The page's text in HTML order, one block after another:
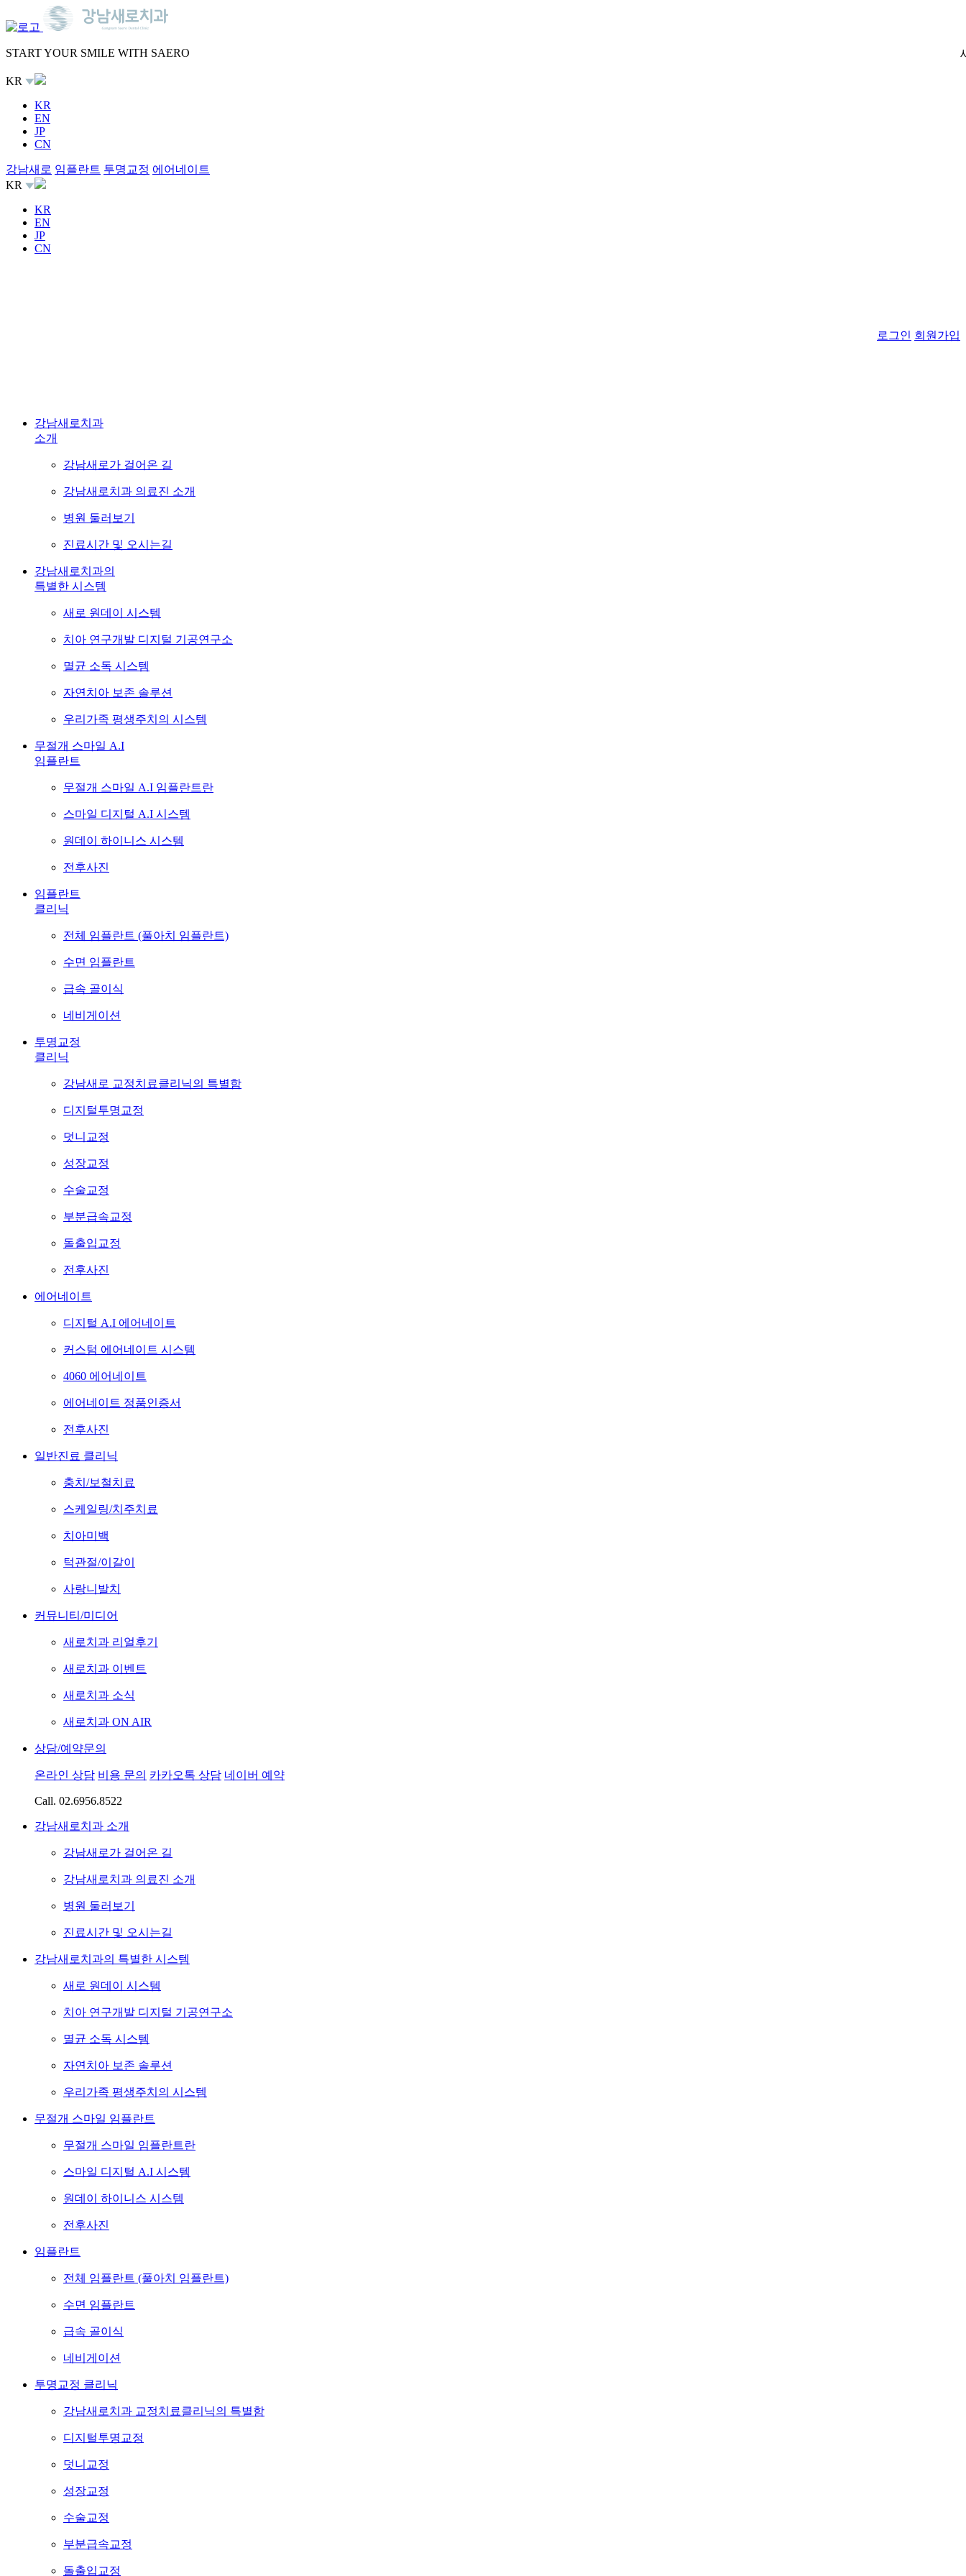
START YOUR SMILE WITH SAERO
KR
KR
EN
JP
CN
강남새로 임플란트 투명교정 에어네이트
KR
KR
EN
JP
CN
로그인 회원가입
강남새로치과
소개
강남새로가 걸어온 길
강남새로치과 의료진 소개
병원 둘러보기
진료시간 및 오시는길
강남새로치과의
특별한 시스템
새로 원데이 시스템
치아 연구개발 디지털 기공연구소
멸균 소독 시스템
자연치아 보존 솔루션
우리가족 평생주치의 시스템
무절개 스마일 A.I
임플란트
무절개 스마일 A.I 임플란트란
스마일 디지털 A.I 시스템
원데이 하이니스 시스템
전후사진
임플란트
클리닉
전체 임플란트 (풀아치 임플란트)
수면 임플란트
급속 골이식
네비게이션
투명교정
클리닉
강남새로 교정치료클리닉의 특별함
디지털투명교정
덧니교정
성장교정
수술교정
부분급속교정
돌출입교정
전후사진
에어네이트
디지털 A.I 에어네이트
커스텀 에어네이트 시스템
4060 에어네이트
에어네이트 정품인증서
전후사진
일반진료 클리닉
충치/보철치료
스케일링/치주치료
치아미백
턱관절/이갈이
사랑니발치
커뮤니티/미디어
새로치과 리얼후기
새로치과 이벤트
새로치과 소식
새로치과 ON AIR
상담/예약문의
온라인 상담 비용 문의 카카오톡 상담 네이버 예약
Call. 02.6956.8522
강남새로치과 소개
강남새로가 걸어온 길
강남새로치과 의료진 소개
병원 둘러보기
진료시간 및 오시는길
강남새로치과의 특별한 시스템
새로 원데이 시스템
치아 연구개발 디지털 기공연구소
멸균 소독 시스템
자연치아 보존 솔루션
우리가족 평생주치의 시스템
무절개 스마일 임플란트
무절개 스마일 임플란트란
스마일 디지털 A.I 시스템
원데이 하이니스 시스템
전후사진
임플란트
전체 임플란트 (풀아치 임플란트)
수면 임플란트
급속 골이식
네비게이션
투명교정 클리닉
강남새로치과 교정치료클리닉의 특별함
디지털투명교정
덧니교정
성장교정
수술교정
부분급속교정
돌출입교정